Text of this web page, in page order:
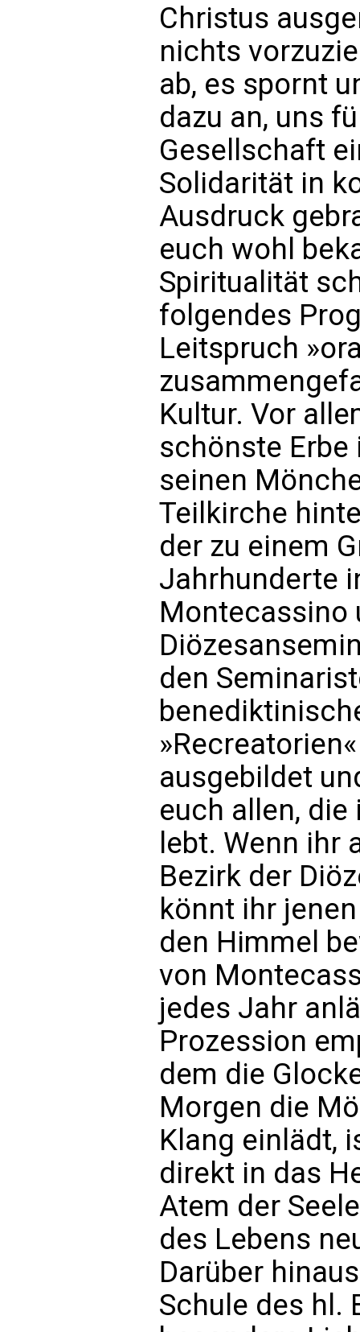
Christus
nichts
ab, es spornt
dazu an, uns
Gesellschaft
Solidarität in
Ausdruck
euch wohl
Spiritualität
folgendes
Leitspruch
Kultur. Vor
schönste Erbe
seinen
Teilkirche
der zu einem
Jahrhunderte
Montecassino
den
ausgebildet
euch allen,
lebt. Wenn ihr
Bezirk der
könnt ihr
den Himmel
von
jedes Jahr
Prozession
dem die
Morgen die
Klang einlädt,
direkt in das
Atem der
des Lebens
Darüber
Schule des hl.